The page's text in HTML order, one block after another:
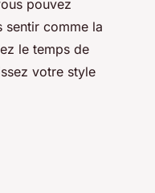
pouvez
sentir comme la
le temps de
votre style